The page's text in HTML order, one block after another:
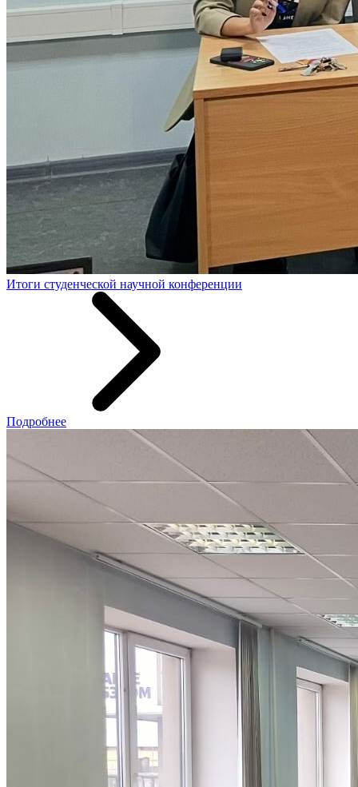
Итоги студенческой научной конференции
Подробнее